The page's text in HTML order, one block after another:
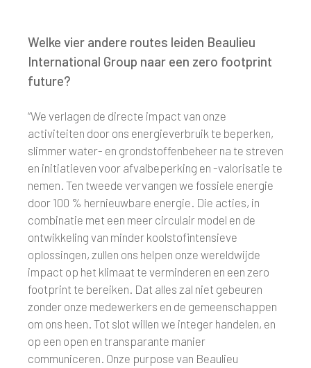
Welke vier andere routes leiden Beaulieu
International Group naar een zero footprint
future?
“We verlagen de directe impact van onze
activiteiten door ons energieverbruik te beperken,
slimmer water- en grondstoffenbeheer na te streven
en initiatieven voor afvalbeperking en -valorisatie te
nemen. Ten tweede vervangen we fossiele energie
door 100 % hernieuwbare energie. Die acties, in
combinatie met een meer circulair model en de
ontwikkeling van minder koolstofintensieve
oplossingen, zullen ons helpen onze wereldwijde
impact op het klimaat te verminderen en een zero
footprint te bereiken. Dat alles zal niet gebeuren
zonder onze medewerkers en de gemeenschappen
om ons heen. Tot slot willen we integer handelen, en
op een open en transparante manier
communiceren. Onze purpose van Beaulieu